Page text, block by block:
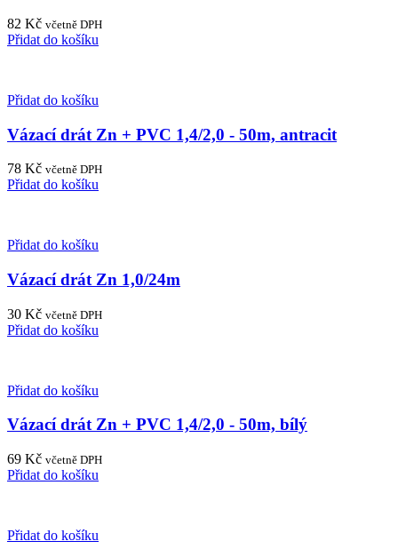
82 Kč včetně DPH
Přidat do košíku
Přidat do košíku
Vázací drát Zn + PVC 1,4/2,0 - 50m, antracit
78 Kč včetně DPH
Přidat do košíku
Přidat do košíku
Vázací drát Zn 1,0/24m
30 Kč včetně DPH
Přidat do košíku
Přidat do košíku
Vázací drát Zn + PVC 1,4/2,0 - 50m, bílý
69 Kč včetně DPH
Přidat do košíku
Přidat do košíku